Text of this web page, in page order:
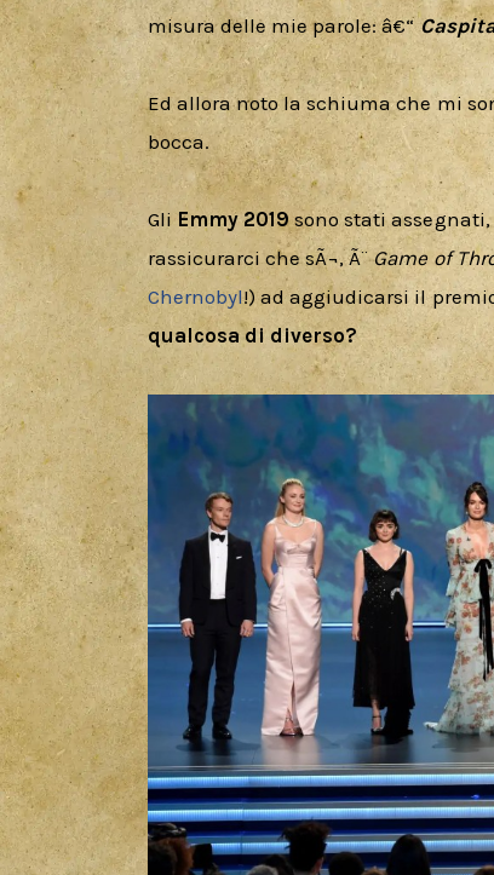
misura delle mie parole: â€“
Ed allora noto la schiuma che mi
bocca.
Gli Emmy 2019 sono stati
rassicurarci che sÃ¬, Ã¨ Game of
Chernobyl!) ad aggiudicarsi il
qualcosa di diverso?